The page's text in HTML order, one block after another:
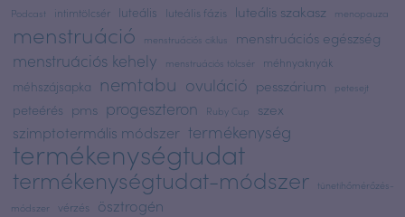
Podcast
intimtölcsér luteális luteális fázis luteális szakasz menopauza
menstruáció menstruációs ciklus menstruációs egészség
menstruációs kehely menstruációs tölcsér méhnyaknyák
méhszájsapka nemtabu ovuláció pesszárium petesejt
peteérés pms progeszteron Ruby Cup szex
szimptotermális módszer termékenység
termékenységtudat
termékenységtudat-módszer
tünetihőmérőzés-
módszer
vérzés ösztrogén